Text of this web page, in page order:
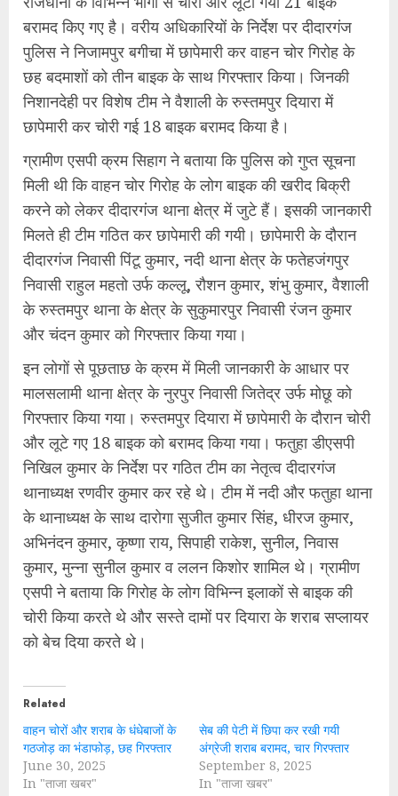
बरामद किए गए है। वरीय अधिकारियों के निर्देश पर दीदारगंज
पुलिस ने निजामपुर बगीचा में छापेमारी कर वाहन चोर गिरोह के
छह बदमाशों को तीन बाइक के साथ गिरफ्तार किया। जिनकी
निशानदेही पर विशेष टीम ने वैशाली के रुस्तमपुर दियारा में
छापेमारी कर चोरी गई 18 बाइक बरामद किया है।
ग्रामीण एसपी क्रम सिहाग ने बताया कि पुलिस को गुप्त सूचना
मिली थी कि वाहन चोर गिरोह के लोग बाइक की खरीद बिक्री
करने को लेकर दीदारगंज थाना क्षेत्र में जुटे हैं। इसकी जानकारी
मिलते ही टीम गठित कर छापेमारी की गयी। छापेमारी के दौरान
दीदारगंज निवासी पिंटू कुमार, नदी थाना क्षेत्र के फतेहजंगपुर
निवासी राहुल महतो उर्फ कल्लू, रौशन कुमार, शंभु कुमार, वैशाली
के रुस्तमपुर थाना के क्षेत्र के सुकुमारपुर निवासी रंजन कुमार
और चंदन कुमार को गिरफ्तार किया गया।
इन लोगों से पूछताछ के क्रम में मिली जानकारी के आधार पर
मालसलामी थाना क्षेत्र के नुरपुर निवासी जितेद्र उर्फ मोछू को
गिरफ्तार किया गया। रुस्तमपुर दियारा में छापेमारी के दौरान चोरी
और लूटे गए 18 बाइक को बरामद किया गया। फतुहा डीएसपी
निखिल कुमार के निर्देश पर गठित टीम का नेतृत्व दीदारगंज
थानाध्यक्ष रणवीर कुमार कर रहे थे। टीम में नदी और फतुहा थाना
के थानाध्यक्ष के साथ दारोगा सुजीत कुमार सिंह, धीरज कुमार,
अभिनंदन कुमार, कृष्णा राय, सिपाही राकेश, सुनील, निवास
कुमार, मुन्ना सुनील कुमार व ललन किशोर शामिल थे। ग्रामीण
एसपी ने बताया कि गिरोह के लोग विभिन्न इलाकों से बाइक की
चोरी किया करते थे और सस्ते दामों पर दियारा के शराब सप्लायर
को बेच दिया करते थे।
Related
वाहन चोरों और शराब के धंधेबाजों के
गठजोड़ का भंडाफोड़, छह गिरफ्तार
June 30, 2025
In "ताजा खबर"
सेब की पेटी में छिपा कर रखी गयी
अंग्रेजी शराब बरामद, चार गिरफ्तार
September 8, 2025
In "ताजा खबर"